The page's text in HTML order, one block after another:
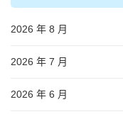
2026 年 8 月
2026 年 7 月
2026 年 6 月